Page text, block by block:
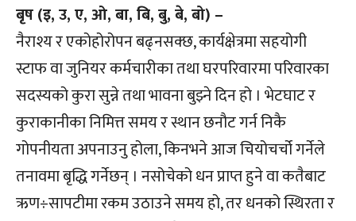
बृष (इ, उ, ए, ओ, बा, बि, बु, बे, बो) –
नैराश्य र एकोहोरोपन बढ्नसक्छ, कार्यक्षेत्रमा सहयोगी
स्टाफ वा जुनियर कर्मचारीका तथा घरपरिवारमा परिवारका
सदस्यको कुरा सुन्ने तथा भावना बुझ्ने दिन हो । भेटघाट र
कुराकानीका निमित्त समय र स्थान छनौट गर्न निकै
गोपनीयता अपनाउनु होला, किनभने आज चियोचर्चो गर्नेले
तनावमा बृद्धि गर्नेछन् । नसोचेको धन प्राप्त हुने वा कतैबाट
ऋण÷सापटीमा रकम उठाउने समय हो, तर धनको स्थिरता र